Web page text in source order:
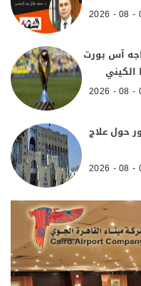
آس بورت
الكيني
حول علاج